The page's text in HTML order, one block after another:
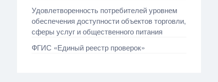
Удовлетворенность потребителей уровнем
обеспечения доступности объектов торговли,
сферы услуг и общественного питания
ФГИС «Единый реестр проверок»